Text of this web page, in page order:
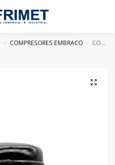
/ COMPRESORES EMBRACO / COMPRESOR HERMETICO EMBRACO 1/3HP EGAS 100HLR R134 110V